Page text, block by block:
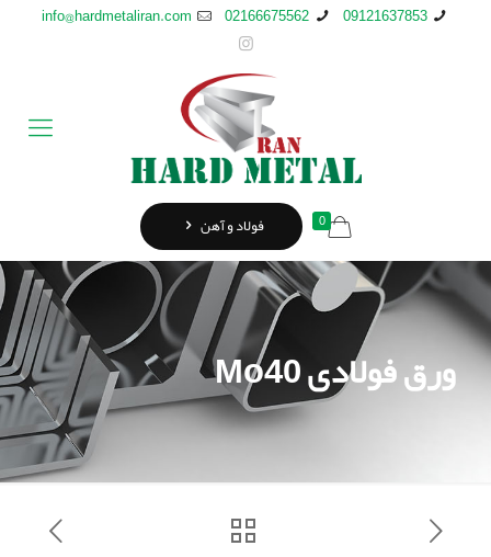
09121637853
02166675562
info@hardmetaliran.com
0 فولاد و آهن
ورق فولادی Mo40